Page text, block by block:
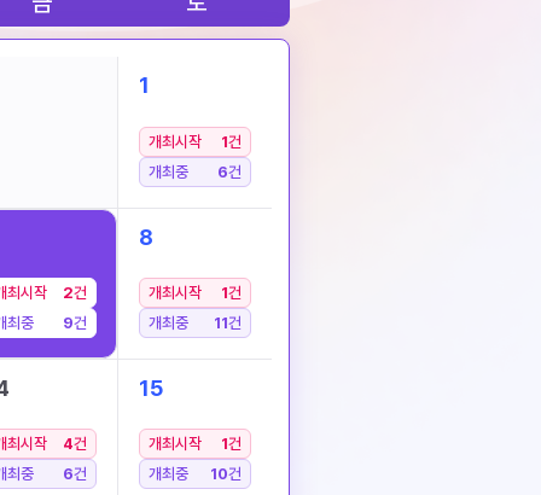
1
개최시작 1건
개최중
6건
최시작 2건
최중
9건
8
개최시작 1건
개최중
11건
최시작 4건
최중
6건
15
개최시작 1건
개최중
10건